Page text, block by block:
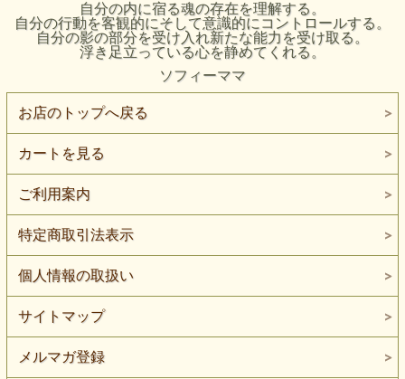
自分の内に宿る魂の存在を理解する。
自分の行動を客観的にそして意識的にコントロールする。
自分の影の部分を受け入れ新たな能力を受け取る。
浮き足立っている心を静めてくれる。
ソフィーママ
お店のトップへ戻る
カートを見る
ご利用案内
特定商取引法表示
個人情報の取扱い
サイトマップ
メルマガ登録